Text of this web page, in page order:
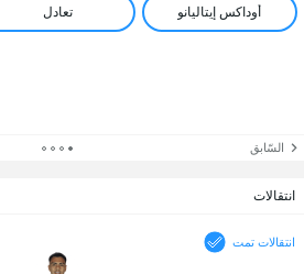
أوداكس إيتاليانو تعادل
السّابق
انتقالات
انتقالات تمت